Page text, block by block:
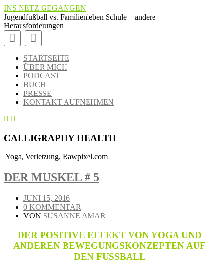
INS NETZ GEGANGEN
Jugendfußball vs. Familienleben Schule + andere
Herausforderungen
STARTSEITE
ÜBER MICH
PODCAST
BUCH
PRESSE
KONTAKT AUFNEHMEN
CALLIGRAPHY HEALTH
Yoga, Verletzung, Rawpixel.com
DER MUSKEL # 5
JUNI 15, 2016
0 KOMMENTAR
VON SUSANNE AMAR
DER POSITIVE EFFEKT VON YOGA UND
ANDEREN BEWEGUNGSKONZEPTEN AUF
DEN FUSSBALL